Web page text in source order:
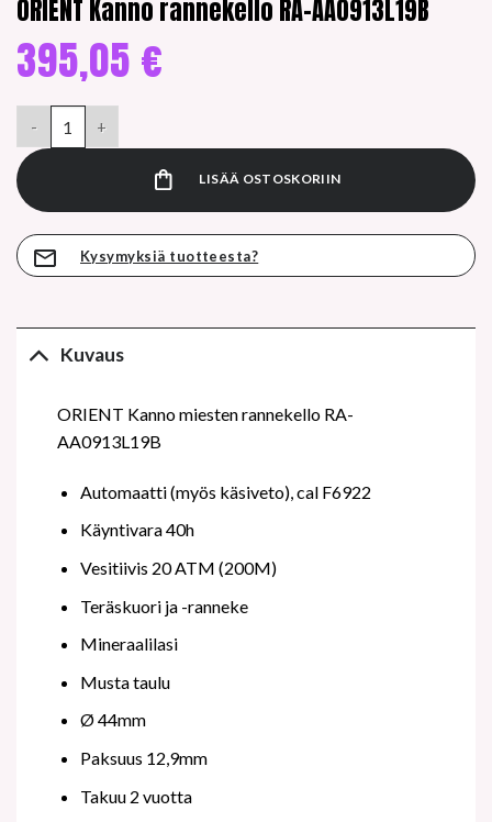
ORIENT Kanno rannekello RA-AA0913L19B
395,05 €
LISÄÄ OSTOSKORIIN
Kysymyksiä tuotteesta?
Kuvaus
ORIENT Kanno miesten rannekello RA-
AA0913L19B
Automaatti (myös käsiveto), cal F6922
Käyntivara 40h
Vesitiivis 20 ATM (200M)
Teräskuori ja -ranneke
Mineraalilasi
Musta taulu
Ø 44mm
Paksuus 12,9mm
Takuu 2 vuotta